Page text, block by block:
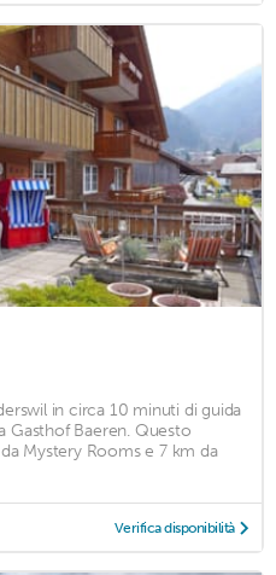
in circa 10 minuti di guida
Gasthof Baeren. Questo
Mystery Rooms e 7 km da
Verifica disponibilità